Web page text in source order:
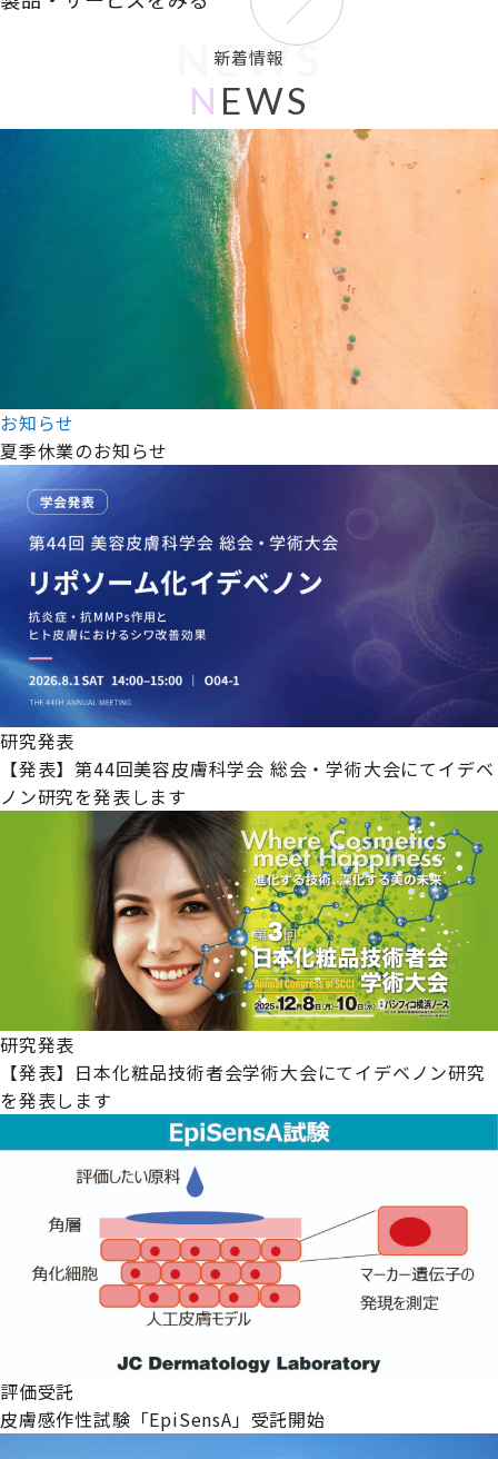
新着情報
NEWS
N EWS
お知らせ
夏季休業のお知らせ
研究発表
【発表】第44回美容皮膚科学会 総会・学術大会にてイデベ
ノン研究を発表します
研究発表
【発表】日本化粧品技術者会学術大会にてイデベノン研究
を発表します
評価受託
皮膚感作性試験「EpiSensA」受託開始